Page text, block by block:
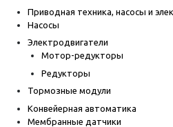
Приводная техника, насосы и
Насосы
Электродвигатели
Мотор-редукторы
Редукторы
Тормозные модули
Конвейерная автоматика
Мембранные датчики